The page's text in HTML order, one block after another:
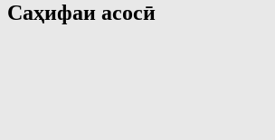
Саҳифаи асосӣ